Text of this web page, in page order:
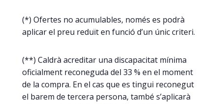
(*) Ofertes no acumulables, només es podrà
aplicar el preu reduït en funció d’un únic criteri.
(**) Caldrà acreditar una discapacitat mínima
oficialment reconeguda del 33 % en el moment
de la compra. En el cas que es tingui reconegut
el barem de tercera persona, també s’aplicarà